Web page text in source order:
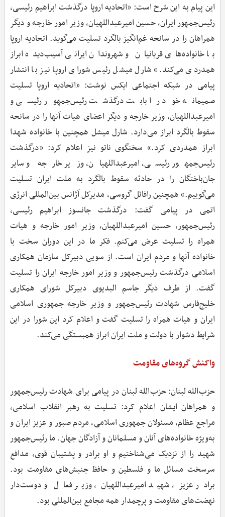
این پیام به این شرح است: «اتحادیه اروپا درگذشت ابراهیم رئیسی،
رئیس‌جمهور ایران، حسین امیرعبداللهیان، وزیر امور خارجه و دیگر
همراهان را در سانحه غم‌انگیز بالگرد تسلیت می‌گوید. اتحادیه اروپا
با خانواده‌های قربانیان و شهروندان ایرانی آسیب‌دیده ابراز
همدردی می‌کند.» شارل میشل رئیس شورای اروپا نیز با انتشار
پیامی در شبکه اجتماعی ایکس نوشت: «اتحادیه اروپا تسلیت
صمیمانه خود را بابت درگذشت رئیس‌جمهور رئیسی و
امیرعبداللهیان، وزیر خارجه و دیگر اعضای هیات آنها را در سانحه
سقوط بالگرد ابراز می‌دارد. شارل میشل همچنین با خانواده شهدا
ابراز همدردی کرد.» سخنگوی ناتو نیز اعلام کرد: «درگذشت
رئیس‌جمهور رئیسی، امیرعبداللهیان، وزیر خارجه و سایر
جان‌باختگان را در حادثه سقوط بالگرد به ملت ایران تسلیت
می‌گوییم.» همچنین رافائل گروسی، مدیرکل آژانس بین‌المللی انرژی
اتمی در پیامی گفت: درگذشت جانسوز ابراهیم رئیسی،
رئیس‌جمهور، حسین امیرعبداللهیان، وزیر امور خارجه و هیات
همراه را تسلیت عرض می‌کنم. فکر ما در این دوران سخت با
خانواده آنها و مردم ایران است. از سویی دبیرکل سازمان همکاری
اسلامی درگذشت رئیس‌جمهور و وزیر امور خارجه ایران را تسلیت
گفت. از طرف دیگر جاسم البدیوی دبیرکل شورای همکاری
خلیج‌فارس شهادت رئیس‌جمهور و وزیر خارجه جمهوری اسلامی
ایران و هیات همراه را تسلیت گفت و اعلام کرد این شورا در این
شرایط دشوار با دولت و ملت ایران ابراز همبستگی می‌کند.
واکنش گروه‌های مقاومت
حزب‌الله لبنان: حزب‌الله لبنان در پیامی برای شهادت رئیس‌جمهور
و همراهان ایشان اعلام کرد: تسلیت به رهبر انقلاب اسلامی،
مراجع عظام، مسئولان جمهوری اسلامی، مردم صبور و عزیز ایران و
به‌ویژه خانواده‌های آنان و مسلمانان و آزادگان جهان. ما رئیس‌جمهور
شهید را از نزدیک می‌شناختیم و او برادر و پشتیبان قوی، مدافع
سرسخت مسائل ما و فلسطین و حافظ جنبش‌های مقاومت بود.
برادر عزیز، شهید امیرعبداللهیان، وزیر فعال و دوست‌دار
نهضت‌های مقاومت و پرچمدار همه مجامع بین‌المللی بود.